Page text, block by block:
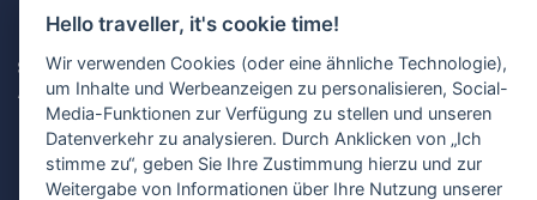
Hello traveller, it's cookie time!
Wir verwenden Cookies (oder eine ähnliche Technologie),
um Inhalte und Werbeanzeigen zu personalisieren, Social-
Media-Funktionen zur Verfügung zu stellen und unseren
Datenverkehr zu analysieren. Durch Anklicken von „Ich
stimme zu“, geben Sie Ihre Zustimmung hierzu und zur
Weitergabe von Informationen über Ihre Nutzung unserer
Betriebs-
Serviceflüssigkeiten
Additive
Fette
Schraubenschlüssel
und
Schraubenschlüsselsätze
Zusätzliche
Werkzeuge
für
Werkstätten
Öle für
Getriebeöle